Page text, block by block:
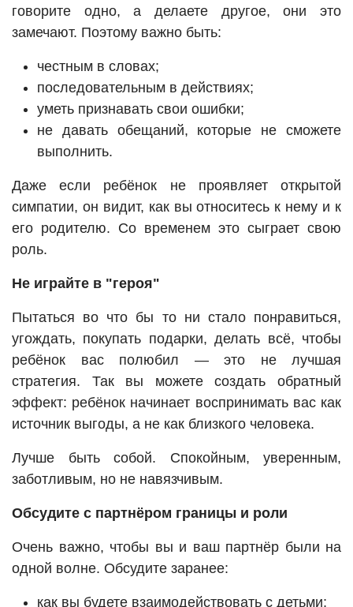
говорите одно, а делаете другое, они это
замечают. Поэтому важно быть:
честным в словах;
последовательным в действиях;
уметь признавать свои ошибки;
не давать обещаний, которые не сможете
выполнить.
Даже если ребёнок не проявляет открытой
симпатии, он видит, как вы относитесь к нему и к
его родителю. Со временем это сыграет свою
роль.
Не играйте в "героя"
Пытаться во что бы то ни стало понравиться,
угождать, покупать подарки, делать всё, чтобы
ребёнок вас полюбил — это не лучшая
стратегия. Так вы можете создать обратный
эффект: ребёнок начинает воспринимать вас как
источник выгоды, а не как близкого человека.
Лучше быть собой. Спокойным, уверенным,
заботливым, но не навязчивым.
Обсудите с партнёром границы и роли
Очень важно, чтобы вы и ваш партнёр были на
одной волне. Обсудите заранее:
как вы будете взаимодействовать с детьми;